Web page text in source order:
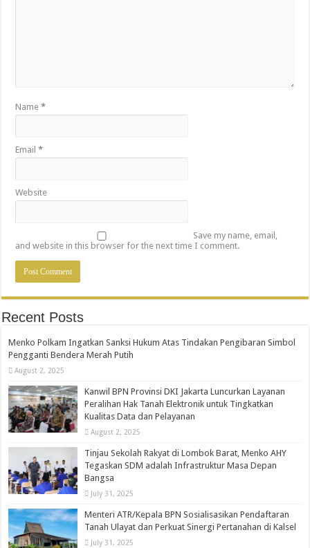
Name*
Email*
Website
Save my name, email,
and website in this browser for the next time I comment.
Recent Posts
Menko Polkam Ingatkan Sanksi Hukum Atas Tindakan Pengibaran Simbol
Pengganti Bendera Merah Putih
August 2, 2025
Kanwil BPN Provinsi DKI Jakarta Luncurkan Layanan
Peralihan Hak Tanah Elektronik untuk Tingkatkan
Kualitas Data dan Pelayanan
August 2, 2025
Tinjau Sekolah Rakyat di Lombok Barat, Menko AHY
Tegaskan SDM adalah Infrastruktur Masa Depan
Bangsa
July 31, 2025
Menteri ATR/Kepala BPN Sosialisasikan Pendaftaran
Tanah Ulayat dan Perkuat Sinergi Pertanahan di Kalsel
July 31, 2025